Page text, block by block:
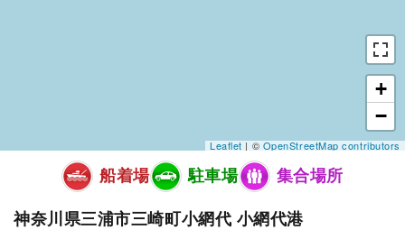
+
−
Leaflet| ©OpenStreetMap contributors
船着場 駐車場 集合場所
神奈川県三浦市三崎町小網代 小網代港